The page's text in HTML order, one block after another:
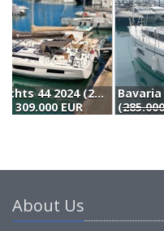
(285.000 €) 275.000 EUR
About Us